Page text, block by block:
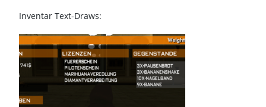
Inventar Text-Draws: